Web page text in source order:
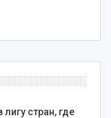
стран, где